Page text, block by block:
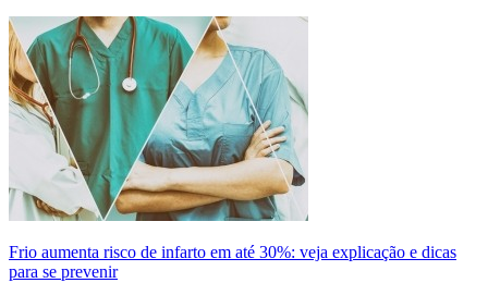
Frio aumenta risco de infarto em até 30%: veja explicação e dicas
para se prevenir